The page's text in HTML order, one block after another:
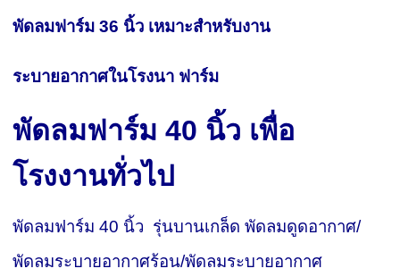
พัดลมฟาร์ม 36 นิ้ว เหมาะสำหรับงาน
ระบายอากาศในโรงนา ฟาร์ม
พัดลมฟาร์ม 40 นิ้ว เพื่อ
โรงงานทั่วไป
พัดลมฟาร์ม 40 นิ้ว รุ่นบานเกล็ด พัดลมดูดอากาศ/
พัดลมระบายอากาศร้อน/พัดลมระบายอากาศ